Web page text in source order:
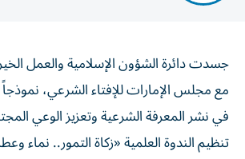
جسدت دائرة الشؤون الإسلامية والعمل
مع مجلس الإمارات للإفتاء الشرعي،
في نشر المعرفة الشرعية وتعزيز الوعي
تنظيم الندوة العلمية «زكاة التمور.. نماء